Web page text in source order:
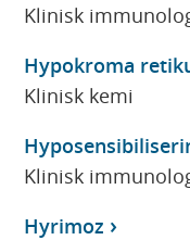
Klinisk
Hypokroma
Klinisk kemi
Klinisk
Hyrimoz